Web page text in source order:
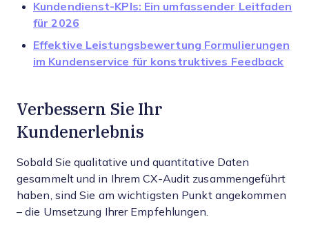
Kundendienst-KPIs: Ein umfassender Leitfaden
für 2026
Effektive Leistungsbewertung Formulierungen
im Kundenservice für konstruktives Feedback
Verbessern Sie Ihr
Kundenerlebnis
Sobald Sie qualitative und quantitative Daten
gesammelt und in Ihrem CX-Audit zusammengeführt
haben, sind Sie am wichtigsten Punkt angekommen
– die Umsetzung Ihrer Empfehlungen.